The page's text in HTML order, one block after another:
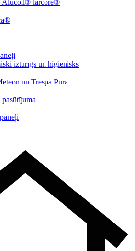
Alucoil® larcore®
izturīgs un higiēnisks
un Trespa Pura